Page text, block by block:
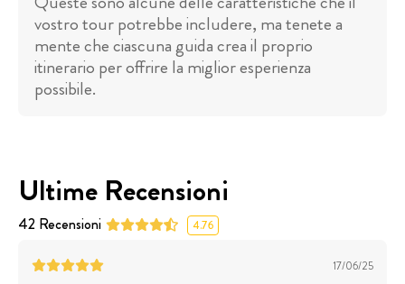
vostro tour potrebbe includere, ma tenete a
mente che ciascuna guida crea il proprio
itinerario per offrire la miglior esperienza
possibile.
Ultime Recensioni
42 Recensioni 4.76
17/06/25